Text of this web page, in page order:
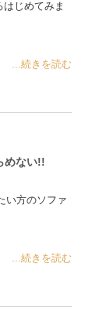
じめてみま
...続きを読む
めない!!
い方のソファ
...続きを読む